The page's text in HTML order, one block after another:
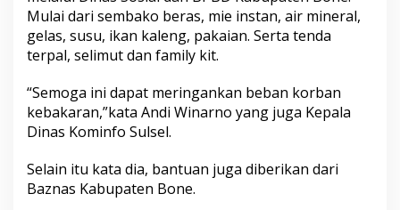
a
n
i
e
n
g
Mulai dari sembako beras, mie instan, air mineral,
gelas, susu, ikan kaleng, pakaian. Serta tenda
terpal, selimut dan family kit.
“Semoga ini dapat meringankan beban korban
kebakaran,”kata Andi Winarno yang juga Kepala
Dinas Kominfo Sulsel.
Selain itu kata dia, bantuan juga diberikan dari
Baznas Kabupaten Bone.